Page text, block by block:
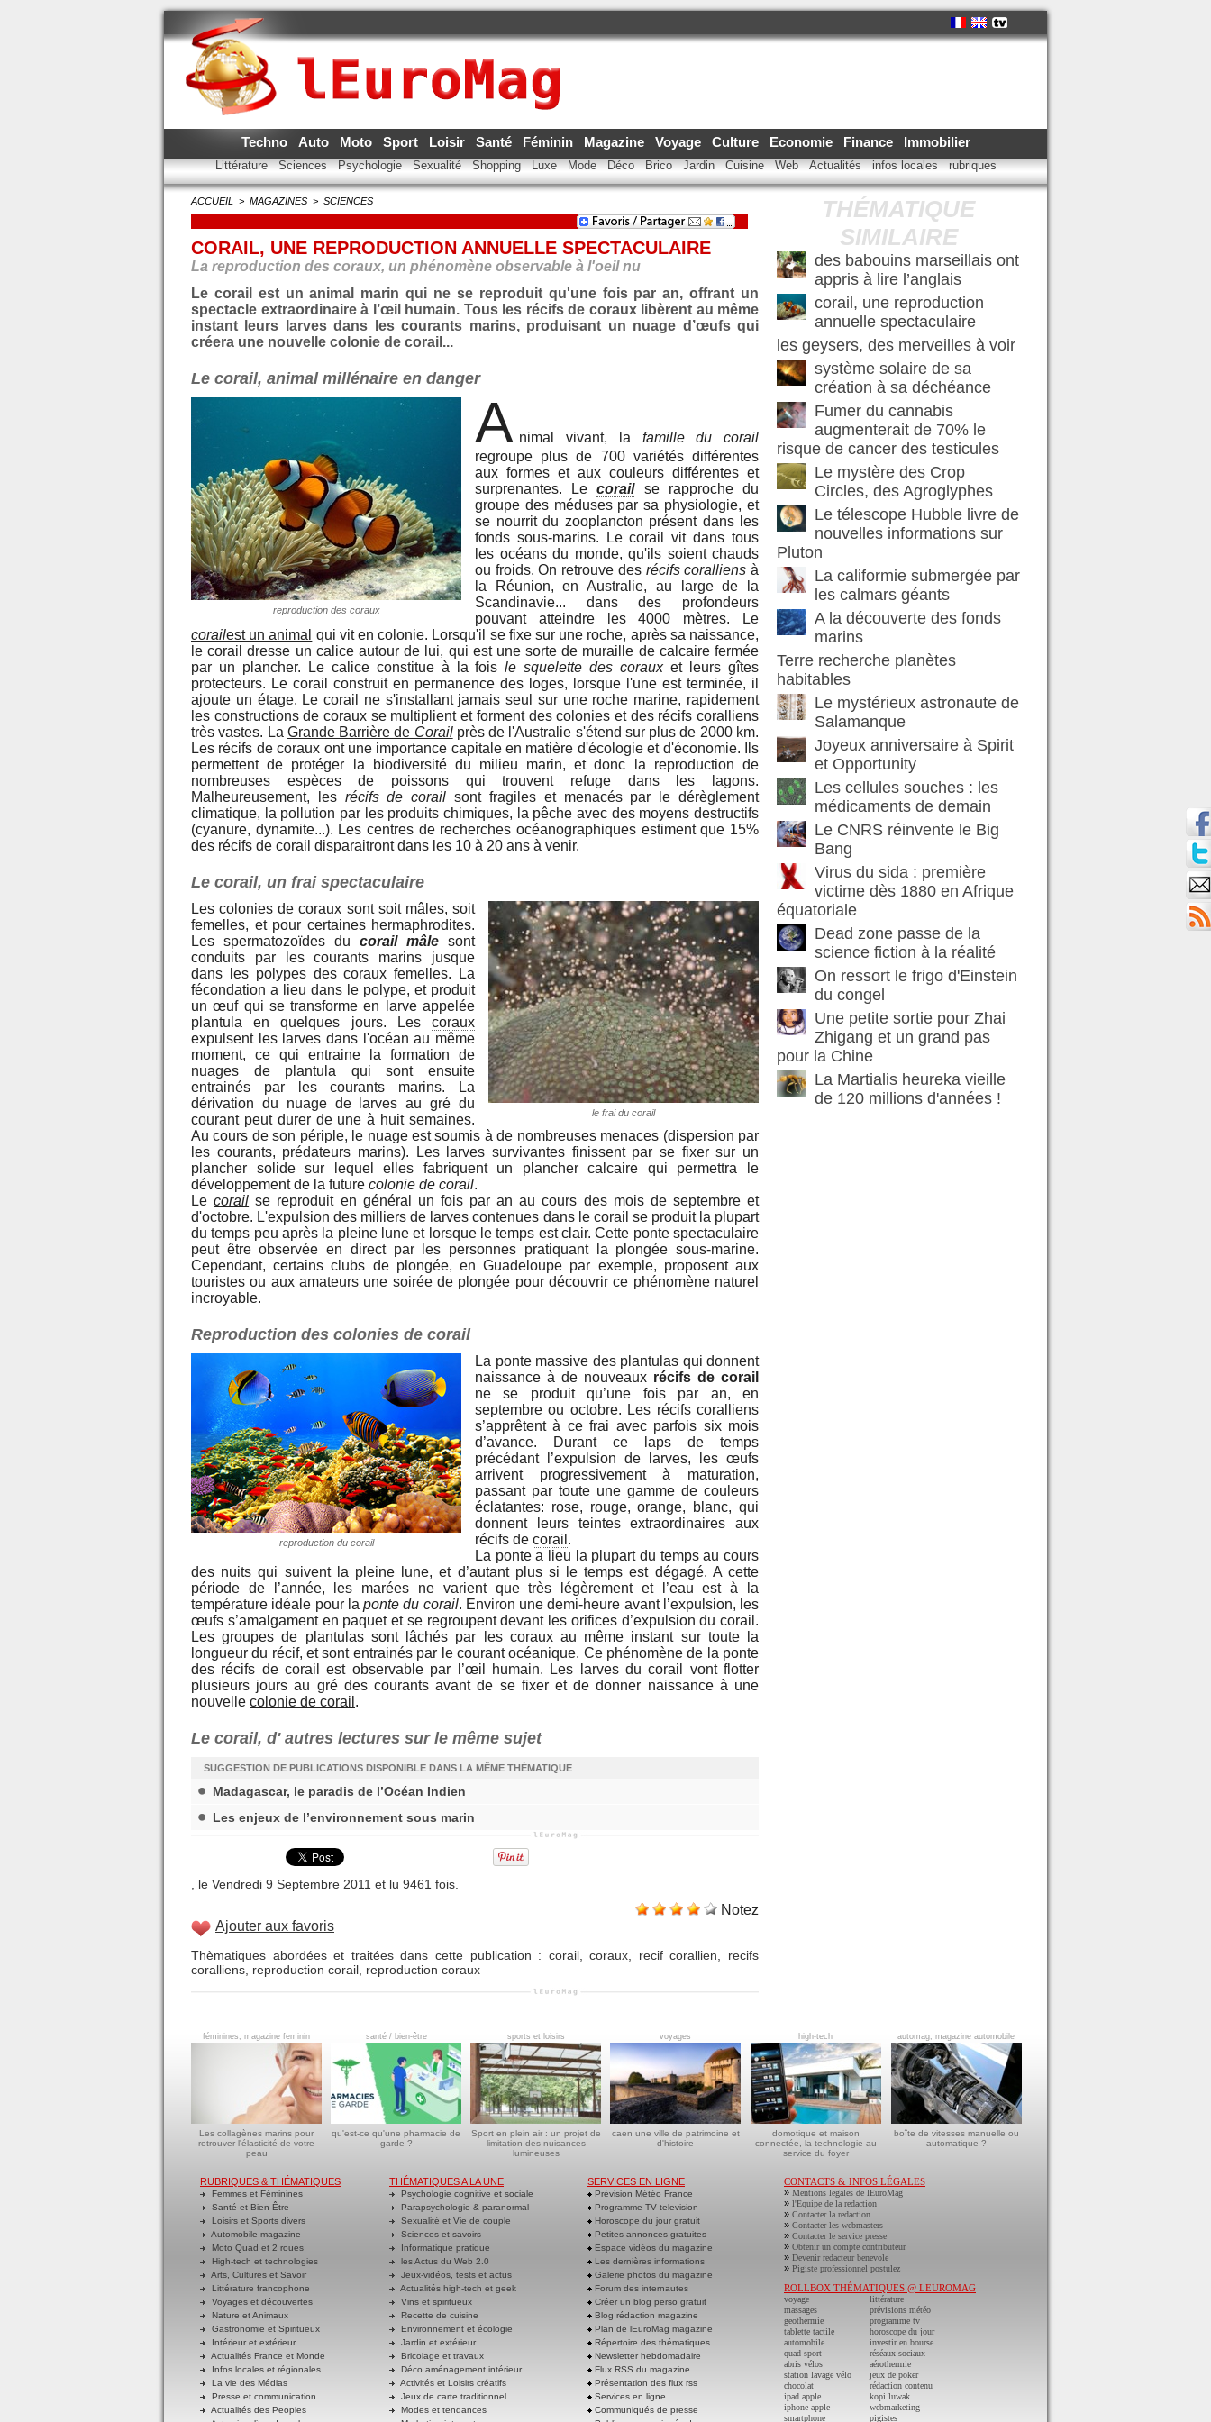
Techno Auto Moto Sport Loisir Santé Féminin Magazine Voyage Culture Economie Finance Immobilier
Littérature Sciences Psychologie Sexualité Shopping Luxe Mode Déco Brico Jardin Cuisine Web Actualités infos locales rubriques
ACCUEIL > MAGAZINES > SCIENCES
CORAIL, UNE REPRODUCTION ANNUELLE SPECTACULAIRE
La reproduction des coraux, un phénomène observable à l'oeil nu
Le corail est un animal marin qui ne se reproduit qu'une fois par an, offrant un
spectacle extraordinaire à l’œil humain. Tous les récifs de coraux libèrent au même
instant leurs larves dans les courants marins, produisant un nuage d’œufs qui
créera une nouvelle colonie de corail...
Le corail, animal millénaire en danger
reproduction des coraux
A nimal vivant, la famille du corail
regroupe plus de 700 variétés différentes
aux formes et aux couleurs différentes et
surprenantes. Lecorailse rapproche du
groupe des méduses par sa physiologie, et
se nourrit du zooplancton présent dans les
fonds sous-marins. Le corail vit dans tous
les océans du monde, qu'ils soient chauds
ou froids. On retrouve des récifs coralliens à
la Réunion, en Australie, au large de la
Scandinavie... dans des profondeurs
pouvant atteindre les 4000 mètres. Le
corailest un animal qui vit en colonie. Lorsqu'il se fixe sur une roche, après sa naissance,
le corail dresse un calice autour de lui, qui est une sorte de muraille de calcaire fermée
par un plancher. Le calice constitue à la foisle squelette des corauxet leurs gîtes
protecteurs. Le corail construit en permanence des loges, lorsque l'une est terminée, il
ajoute un étage. Le corail ne s'installant jamais seul sur une roche marine, rapidement
les constructions de coraux se multiplient et forment des colonies et des récifs coralliens
très vastes. La Grande Barrière de Corailprès de l'Australie s'étend sur plus de 2000 km.
Les récifs de coraux ont une importance capitale en matière d'écologie et d'économie. Ils
permettent de protéger la biodiversité du milieu marin, et donc la reproduction de
nombreuses espèces de poissons qui trouvent refuge dans les lagons.
Malheureusement, les récifs de corail sont fragiles et menacés par le dérèglement
climatique, la pollution par les produits chimiques, la pêche avec des moyens destructifs
(cyanure, dynamite...). Les centres de recherches océanographiques estiment que 15%
des récifs de corail disparaitront dans les 10 à 20 ans à venir.
Le corail, un frai spectaculaire
le frai du corail
Les colonies de coraux sont soit mâles, soit
femelles, et pour certaines hermaphrodites.
Les spermatozoïdes du corail mâle sont
conduits par les courants marins jusque
dans les polypes des coraux femelles. La
fécondation a lieu dans le polype, et produit
un œuf qui se transforme en larve appelée
plantula en quelques jours. Les coraux
expulsent les larves dans l'océan au même
moment, ce qui entraine la formation de
nuages de plantula qui sont ensuite
entrainés par les courants marins. La
dérivation du nuage de larves au gré du
courant peut durer de une à huit semaines.
Au cours de son périple, le nuage est soumis à de nombreuses menaces (dispersion par
les courants, prédateurs marins). Les larves survivantes finissent par se fixer sur un
plancher solide sur lequel elles fabriquent un plancher calcaire qui permettra le
développement de la future colonie de corail.
Lecorail se reproduit en général un fois par an au cours des mois de septembre et
d'octobre. L'expulsion des milliers de larves contenues dans le corail se produit la plupart
du temps peu après la pleine lune et lorsque le temps est clair. Cette ponte spectaculaire
peut être observée en direct par les personnes pratiquant la plongée sous-marine.
Cependant, certains clubs de plongée, en Guadeloupe par exemple, proposent aux
touristes ou aux amateurs une soirée de plongée pour découvrir ce phénomène naturel
incroyable.
Reproduction des colonies de corail
reproduction du corail
La ponte massive des plantulas qui donnent
naissance à de nouveaux récifs de corail
ne se produit qu’une fois par an, en
septembre ou octobre. Les récifs coralliens
s’apprêtent à ce frai avec parfois six mois
d’avance. Durant ce laps de temps
précédant l’expulsion de larves, les œufs
arrivent progressivement à maturation,
passant par toute une gamme de couleurs
éclatantes: rose, rouge, orange, blanc, qui
donnent leurs teintes extraordinaires aux
récifs de corail .
La ponte a lieu la plupart du temps au cours
des nuits qui suivent la pleine lune, et d’autant plus si le temps est dégagé. A cette
période de l’année, les marées ne varient que très légèrement et l’eau est à la
température idéale pour la ponte du corail. Environ une demi-heure avant l’expulsion, les
œufs s’amalgament en paquet et se regroupent devant les orifices d’expulsion du corail.
Les groupes de plantulas sont lâchés par les coraux au même instant sur toute la
longueur du récif, et sont entrainés par le courant océanique. Ce phénomène de la ponte
des récifs de corail est observable par l’œil humain. Les larves du corail vont flotter
plusieurs jours au gré des courants avant de se fixer et de donner naissance à une
nouvelle colonie de corail .
Le corail, d' autres lectures sur le même sujet
SUGGESTION DE PUBLICATIONS DISPONIBLE DANS LA MÊME THÉMATIQUE
Madagascar, le paradis de l’Océan Indien
Les enjeux de l’environnement sous marin
, le Vendredi 9 Septembre 2011 et lu 9461 fois.
Notez
Ajouter aux favoris
Thèmatiques abordées et traitées dans cette publication : corail,coraux recif corallien
recifs
coralliens reproduction corail reproduction coraux
THÉMATIQUE
SIMILAIRE
des babouins marseillais ont
appris à lire l’anglais
corail, une reproduction
annuelle spectaculaire
les geysers, des merveilles à voir
système solaire de sa
création à sa déchéance
Fumer du cannabis
augmenterait de 70% le
risque de cancer des testicules
Le mystère des Crop
Circles, des Agroglyphes
Le télescope Hubble livre de
nouvelles informations sur
Pluton
La califormie submergée par
les calmars géants
A la découverte des fonds
marins
Terre recherche planètes
habitables
Le mystérieux astronaute de
Salamanque
Joyeux anniversaire à Spirit
et Opportunity
Les cellules souches : les
médicaments de demain
Le CNRS réinvente le Big
Bang
Virus du sida : première
victime dès 1880 en Afrique
équatoriale
Dead zone passe de la
science fiction à la réalité
On ressort le frigo d'Einstein
du congel
Une petite sortie pour Zhai
Zhigang et un grand pas
pour la Chine
La Martialis heureka vieille
de 120 millions d'années !
féminines, magazine feminin
Les collagènes marins pour
retrouver l'élasticité de votre
peau
santé / bien-être
qu'est-ce qu'une pharmacie de
garde ?
sports et loisirs
Sport en plein air : un projet de
limitation des nuisances
lumineuses
voyages
caen une ville de patrimoine et
d'histoire
high-tech
domotique et maison
connectée, la technologie au
service du foyer
automag, magazine automobile
boîte de vitesses manuelle ou
automatique ?
RUBRIQUES & THÉMATIQUES
Femmes et Féminines
Santé et Bien-Être
Loisirs et Sports divers
Automobile magazine
Moto Quad et 2 roues
High-tech et technologies
Arts, Cultures et Savoir
Littérature francophone
Voyages et découvertes
Nature et Animaux
Gastronomie et Spiritueux
Intérieur et extérieur
Actualités France et Monde
Infos locales et régionales
La vie des Médias
Presse et communication
Actualités des Peoples
THÉMATIQUES A LA UNE
Psychologie cognitive et sociale
Parapsychologie & paranormal
Sexualité et Vie de couple
Sciences et savoirs
Informatique pratique
les Actus du Web 2.0
Jeux-vidéos, tests et actus
Actualités high-tech et geek
Vins et spiritueux
Recette de cuisine
Environnement et écologie
Jardin et extérieur
Bricolage et travaux
Déco aménagement intérieur
Activités et Loisirs créatifs
Jeux de carte traditionnel
Modes et tendances
SERVICES EN LIGNE
Prévision Météo France
Programme TV television
Horoscope du jour gratuit
Petites annonces gratuites
Espace vidéos du magazine
Les dernières informations
Galerie photos du magazine
Forum des internautes
Créer un blog perso gratuit
Blog rédaction magazine
Plan de lEuroMag magazine
Répertoire des thématiques
Newsletter hebdomadaire
Flux RSS du magazine
Présentation des flux rss
Services en ligne
Communiqués de presse
CONTACTS & INFOS LÉGALES
» Mentions legales de lEuroMag
» l'Equipe de la redaction
» Contacter la redaction
» Contacter les webmasters
» Contacter le service presse
» Obtenir un compte contributeur
» Devenir redacteur benevole
» Pigiste professionnel postulez
ROLLBOX THÉMATIQUES @ LEUROMAG
voyage
massages
geothermie
tablette tactile
automobile
quad sport
abris vélos
station lavage vélo
chocolat
ipad apple
iphone apple
smartphone
littérature
prévisions météo
programme tv
horoscope du jour
investir en bourse
réséaux sociaux
aérothermie
jeux de poker
rédaction contenu
kopi luwak
webmarketing
pigistes